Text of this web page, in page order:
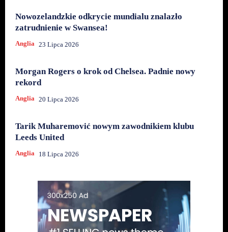
Nowozelandzkie odkrycie mundialu znalazło
zatrudnienie w Swansea!
Anglia 23 Lipca 2026
Morgan Rogers o krok od Chelsea. Padnie nowy
rekord
Anglia 20 Lipca 2026
Tarik Muharemović nowym zawodnikiem klubu
Leeds United
Anglia 18 Lipca 2026